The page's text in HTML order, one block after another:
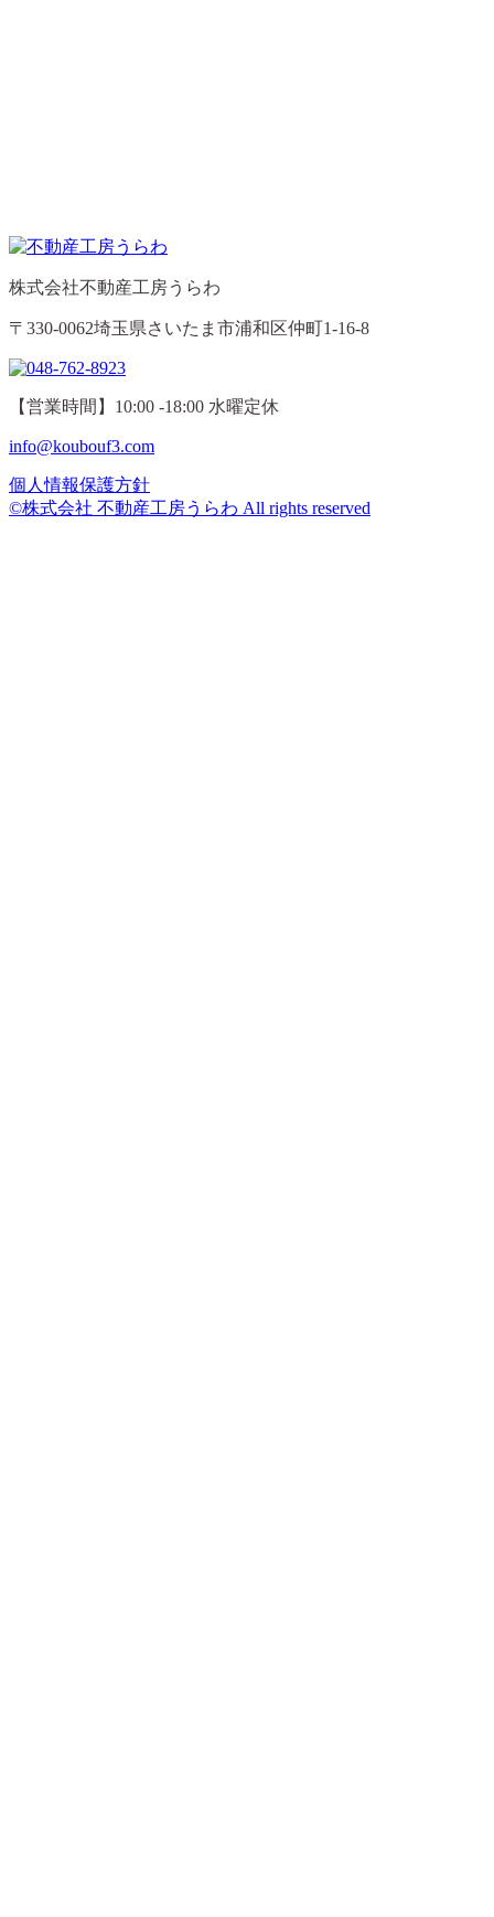
株式会社不動産工房うらわ
〒330-0062埼玉県さいたま市浦和区仲町1-16-8
【営業時間】10:00 -18:00 水曜定休
info@koubouf3.com
個人情報保護方針
©株式会社 不動産工房うらわ All rights reserved